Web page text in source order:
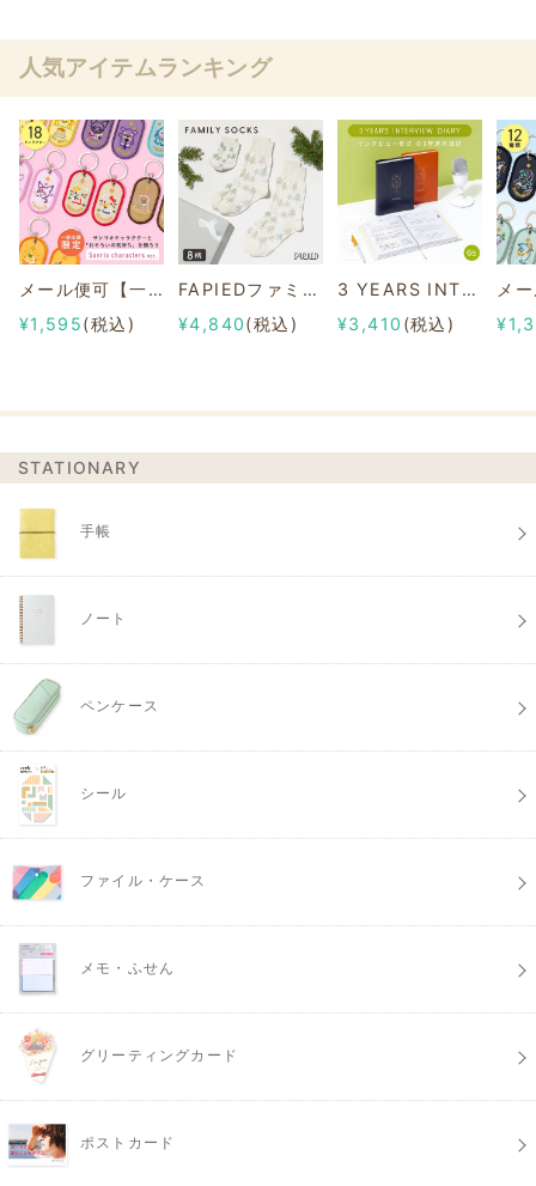
人気アイテムランキング
メール便可【一部店舗限定】2/8b PAIR KEY RING Sanrio characters ver.
¥1,595(税込)
FAPIEDファミリーソックスセット 総柄
¥4,840(税込)
3 YEARS INTERVIEW DIARY
¥3,410 (税込)
STATIONARY
手帳
ノート
ペンケース
シール
ファイル・ケース
メモ・ふせん
グリーティングカード
ポストカード